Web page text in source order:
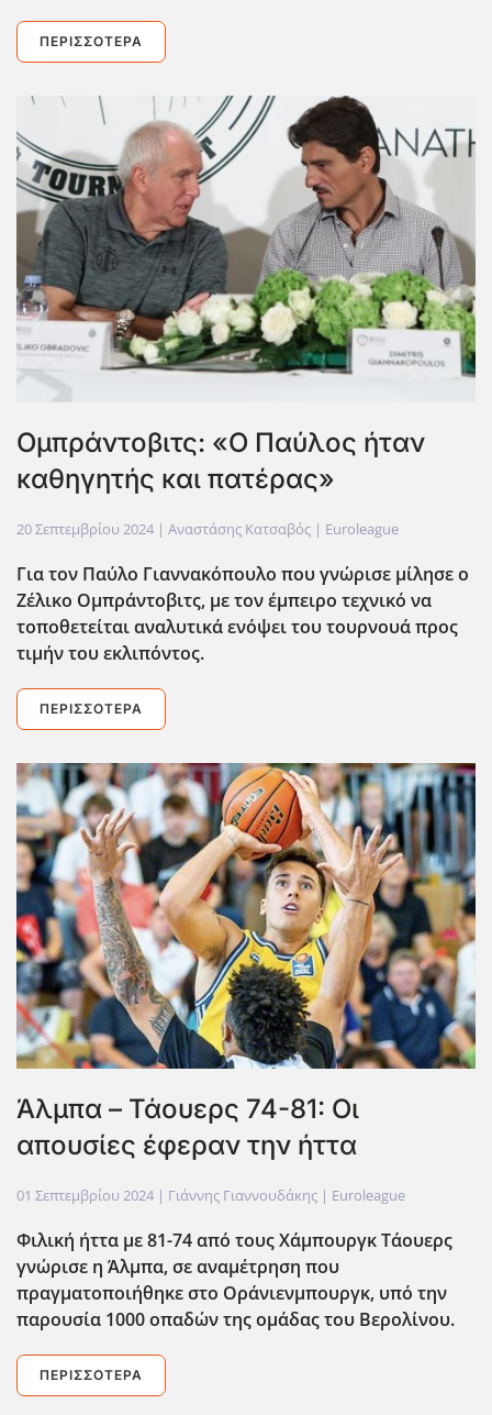
ΠΕΡΙΣΣΌΤΕΡΑ
Oμπράντοβιτς: «Ο Παύλος ήταν
καθηγητής και πατέρας»
20 Σεπτεμβρίου 2024 | Αναστάσης Κατσαβός | Euroleague
Για τον Παύλο Γιαννακόπουλο που γνώρισε μίλησε ο
Ζέλικο Ομπράντοβιτς, με τον έμπειρο τεχνικό να
τοποθετείται αναλυτικά ενόψει του τουρνουά προς
τιμήν του εκλιπόντος.
ΠΕΡΙΣΣΌΤΕΡΑ
Άλμπα – Τάουερς 74-81: Οι
απουσίες έφεραν την ήττα
01 Σεπτεμβρίου 2024 | Γιάννης Γιαννουδάκης | Euroleague
Φιλική ήττα με 81-74 από τους Χάμπουργκ Τάουερς
γνώρισε η Άλμπα, σε αναμέτρηση που
πραγματοποιήθηκε στο Οράνιενμπουργκ, υπό την
παρουσία 1000 οπαδών της ομάδας του Βερολίνου.
ΠΕΡΙΣΣΌΤΕΡΑ